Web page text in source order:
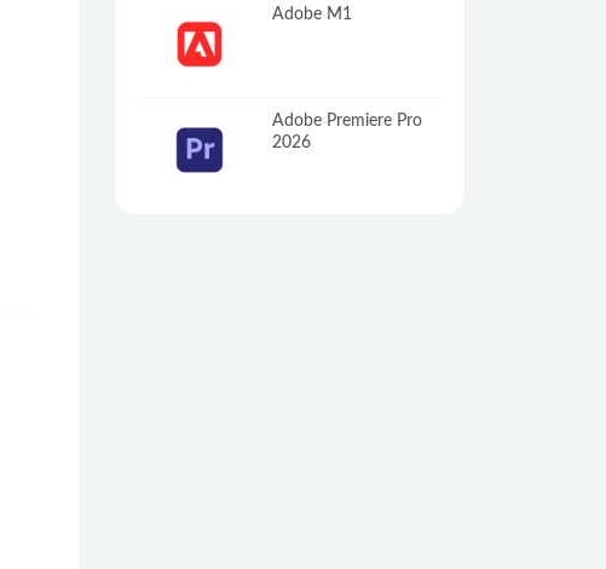
Adobe M1
Adobe Premiere Pro
2026